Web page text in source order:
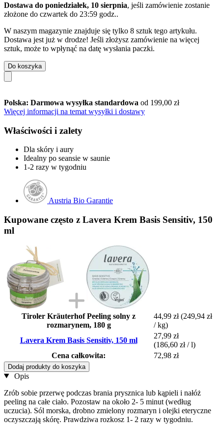
Dostawa do poniedziałek, 10 sierpnia, jeśli zamówienie zostanie
złożone do czwartek do 23:59 godz..
W naszym magazynie znajduje się tylko 8 sztuk tego artykułu.
Dostawa jest już w drodze! Jeśli złożysz zamówienie na więcej
sztuk, może to wpłynąć na datę wysłania paczki.
Do koszyka
Polska: Darmowa wysyłka standardowa od 199,00 zł
Więcej informacji na temat wysyłki i dostawy
Właściwości i zalety
Dla skóry i aury
Idealny po seansie w saunie
1-2 razy w tygodniu
Austria Bio Garantie
Kupowane często z Lavera Krem Basis Sensitiv, 150
ml
Tiroler Kräuterhof Peeling solny z
rozmarynem, 180 g
44,99 zł (249,94 zł
/ kg)
Lavera Krem Basis Sensitiv, 150 ml
27,99 zł
(186,60 zł / l)
Cena całkowita:
72,98 zł
Dodaj produkty do koszyka
Opis
Zrób sobie przerwę podczas brania prysznica lub kąpieli i nałóż
peeling na całe ciało. Pozostaw na około 2- 5 minut (według
uczucia). Sól morska, drobno zmielony rozmaryn i olejki eteryczne
oczyszczają skórę. Prawdziwa rozkosz 1- 2 razy w tygodniu.